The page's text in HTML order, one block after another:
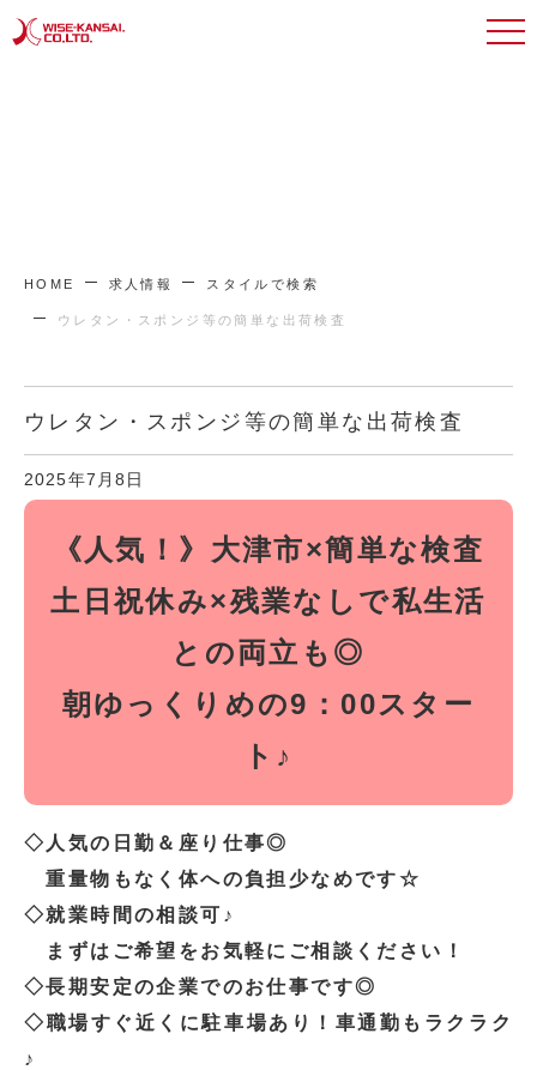
HOME 求人情報 スタイルで検索
ウレタン・スポンジ等の簡単な出荷検査
ウレタン・スポンジ等の簡単な出荷検査
2025年7月8日
《人気！》大津市×簡単な検査
土日祝休み×残業なしで私生活
との両立も◎
朝ゆっくりめの9：00スター
ト♪
◇人気の日勤＆座り仕事◎
重量物もなく体への負担少なめです☆
◇就業時間の相談可♪
まずはご希望をお気軽にご相談ください！
◇長期安定の企業でのお仕事です◎
◇職場すぐ近くに駐車場あり！車通勤もラクラク
♪